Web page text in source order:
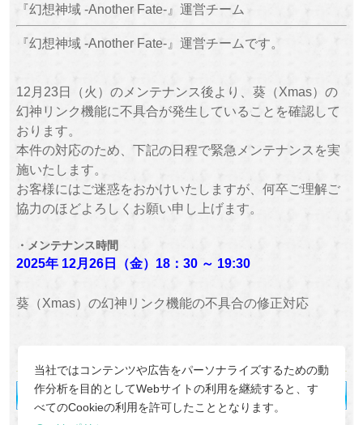
当社ではコンテンツや広告をパーソナライズするための動
作分析を目的としてWebサイトの利用を継続すると、す
べてのCookieの利用を許可したこととなります。
『幻想神域 -Another Fate-』運営チーム
『幻想神域 -Another Fate-』運営チームです。
12月23日（火）のメンテナンス後より、葵（Xmas）の
幻神リンク機能に不具合が発生していることを確認して
おります。
本件の対応のため、下記の日程で緊急メンテナンスを実
施いたします。
お客様にはご迷惑をおかけいたしますが、何卒ご理解ご
協力のほどよろしくお願い申し上げます。
・メンテナンス時間
2025年 12月26日（金）18：30 ～ 19:30
葵（Xmas）の幻神リンク機能の不具合の修正対応
『幻想神域 -Another Fate-』運営チーム